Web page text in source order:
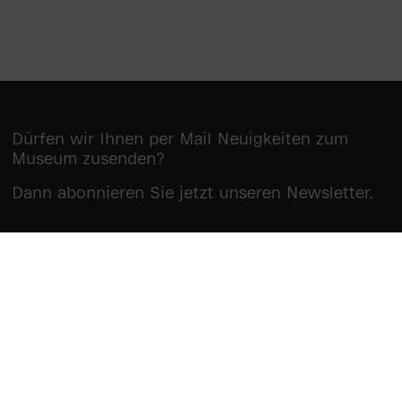
Dürfen wir Ihnen per Mail Neuigkeiten zum
Museum zusenden?
Dann abonnieren Sie jetzt unseren Newsletter.